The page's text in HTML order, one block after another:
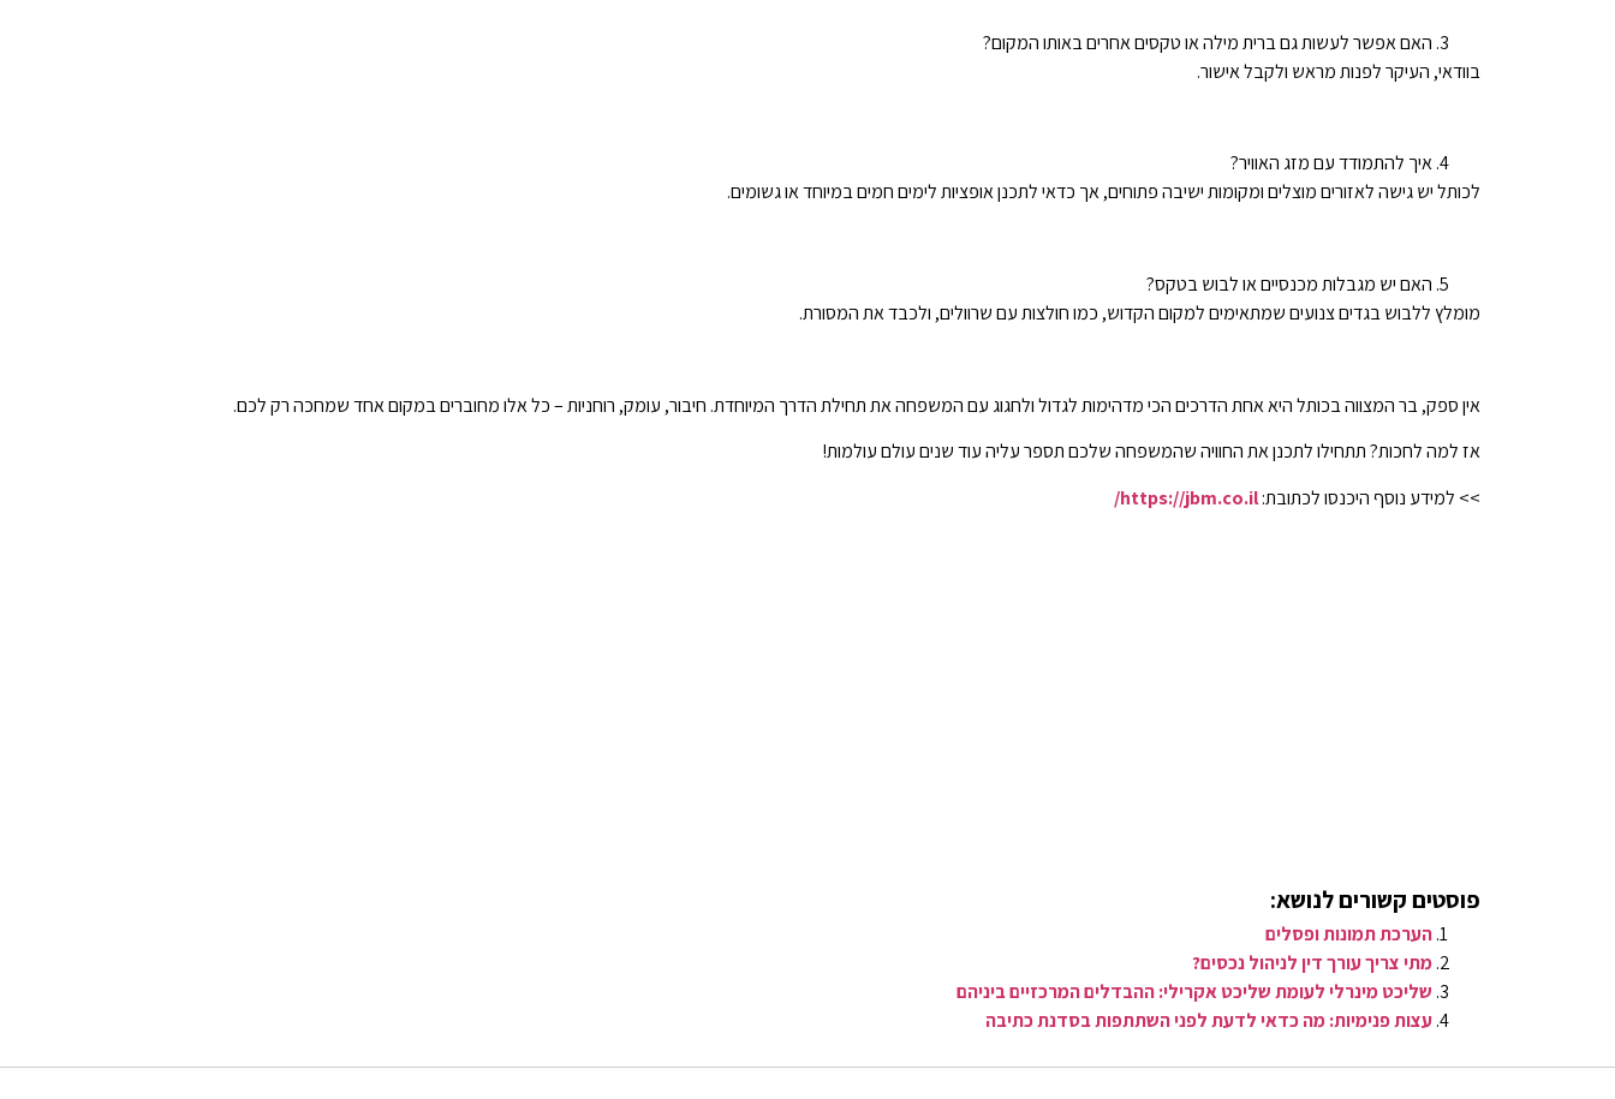
האם אפשר לעשות גם ברית מילה או טקסים אחרים באותו המקום?
בוודאי, העיקר לפנות מראש ולקבל אישור.
איך להתמודד עם מזג האוויר?
לכותל יש גישה לאזורים מוצלים ומקומות ישיבה פתוחים, אך כדאי לתכנן אופציות לימים חמים במיוחד או גשומים.
האם יש מגבלות מכנסיים או לבוש בטקס?
מומלץ ללבוש בגדים צנועים שמתאימים למקום הקדוש, כמו חולצות עם שרוולים, ולכבד את המסורת.
אין ספק, בר המצווה בכותל היא אחת הדרכים הכי מדהימות לגדול ולחגוג עם המשפחה את תחילת הדרך המיוחדת. חיבור, עומק, רוחניות – כל אלו מחוברים במקום אחד שמחכה רק לכם.
אז למה לחכות? תתחילו לתכנן את החוויה שהמשפחה שלכם תספר עליה עוד שנים עולם עולמות!
>> למידע נוסף היכנסו לכתובת:https://jbm.co.il/
פוסטים קשורים לנושא:
הערכת תמונות ופסלים
מתי צריך עורך דין לניהול נכסים?
שליכט מינרלי לעומת שליכט אקרילי: ההבדלים המרכזיים ביניהם
עצות פנימיות: מה כדאי לדעת לפני השתתפות בסדנת כתיבה